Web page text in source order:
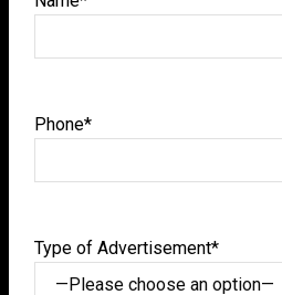
Phone*
Type of Advertisement*